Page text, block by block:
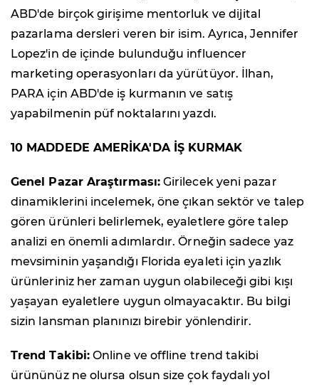
ABD'de birçok girişime mentorluk ve dijital
pazarlama dersleri veren bir isim. Ayrıca, Jennifer
Lopez'in de içinde bulunduğu influencer
marketing operasyonları da yürütüyor. İlhan,
PARA için ABD'de iş kurmanın ve satış
yapabilmenin püf noktalarını yazdı.
10 MADDEDE AMERİKA'DA İŞ KURMAK
Genel Pazar Araştırması:Girilecek yeni pazar
dinamiklerini incelemek, öne çıkan sektör ve talep
gören ürünleri belirlemek, eyaletlere göre talep
analizi en önemli adımlardır. Örneğin sadece yaz
mevsiminin yaşandığı Florida eyaleti için yazlık
ürünleriniz her zaman uygun olabileceği gibi kışı
yaşayan eyaletlere uygun olmayacaktır. Bu bilgi
sizin lansman planınızı birebir yönlendirir.
Trend Takibi: Online ve offline trend takibi
ürününüz ne olursa olsun size çok faydalı yol